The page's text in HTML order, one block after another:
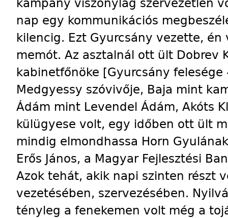
nap egy kommunikációs
kilencig. Ezt Gyurcsány vezette,
memót. Az asztalnál ott ült Dobrev
kabinetfőnöke [Gyurcsány felesége
Medgyessy szóvivője, Baja mint
Ádám mint Levendel Ádám, Akóts
külügyese volt, egy időben ott ült
mindig elmondhassa Horn
Erős János, a Magyar Fejlesztési
Azok tehát, akik napi szinten részt
vezetésében, szervezésében.
tényleg a fenekemen volt még a